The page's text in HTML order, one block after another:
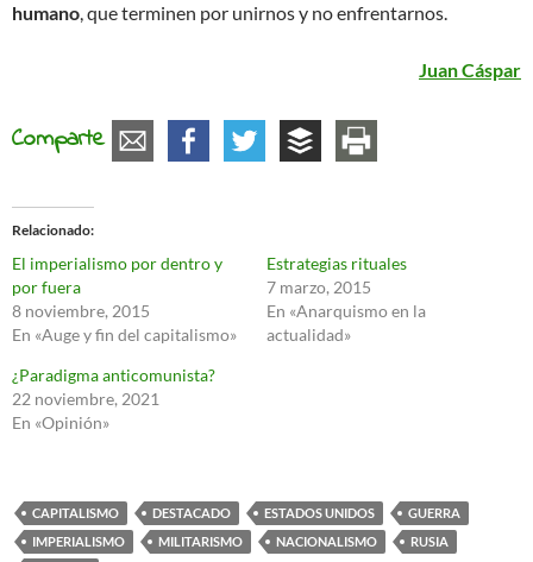
humano, que terminen por unirnos y no enfrentarnos.
Juan Cáspar
Comparte
Relacionado
El imperialismo por dentro y
por fuera
8 noviembre, 2015
En «Auge y fin del capitalismo»
Estrategias rituales
7 marzo, 2015
En «Anarquismo en la
actualidad»
¿Paradigma anticomunista?
22 noviembre, 2021
En «Opinión»
CAPITALISMO DESTACADO ESTADOS UNIDOS
GUERRA
IMPERIALISMO
MILITARISMO NACIONALISMO RUSIA